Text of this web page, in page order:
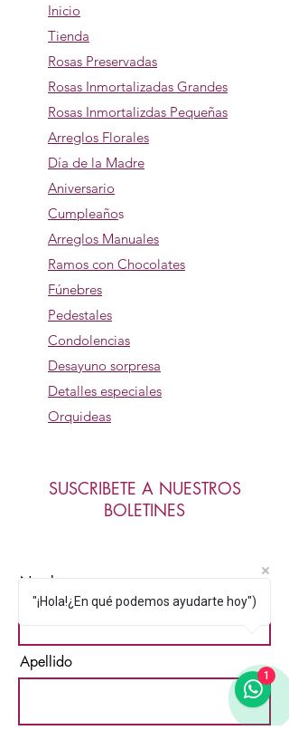
Inicio
Tienda
Rosas Preservadas
Rosas Inmortalizadas Grandes
Rosas Inmortalizdas Pequeñas
Arreglos Florales
Día de la Madre
Aniversario
Cumpleaños
Arreglos Manuales
Ramos con Chocolates
Fúnebres
Pedestales
Condolencias
Desayuno sorpresa
Detalles especiales
Orquideas
SUSCRIBETE A NUESTROS
BOLETINES
Nombre
Apellido
"¡Hola!¿En qué podemos ayudarte hoy")
1